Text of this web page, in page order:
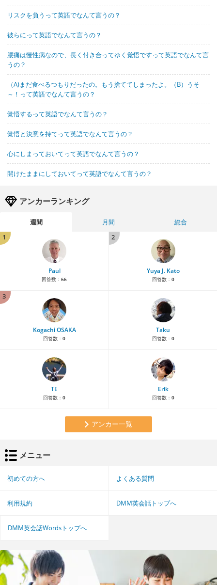
リスクを負うって英語でなんて言うの？
彼らにって英語でなんて言うの？
腰痛は慢性病なので、長く付き合ってゆく覚悟ですって英語でなんて言
うの？
（A)まだ食べるつもりだったの。もう捨ててしまったよ。（B）うそ
～！って英語でなんて言うの？
覚悟するって英語でなんて言うの？
覚悟と決意を持てって英語でなんて言うの？
心にしまっておいてって英語でなんて言うの？
開けたままにしておいてって英語でなんて言うの？
アンカーランキング
週間 月間
総合
1
Paul
回答数： 66
2
Yuya J. Kato
回答数： 0
3
Kogachi OSAKA
回答数： 0
Taku
回答数： 0
TE
回答数： 0
Erik
回答数： 0
アンカー一覧
メニュー
初めての方へ よくある質問
利用規約 DMM英会話トップへ
DMM英会話Wordsトップへ